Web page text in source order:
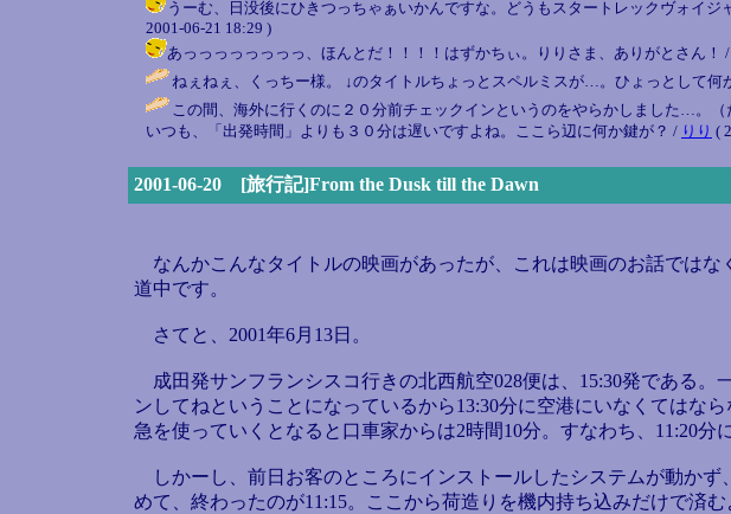
うーむ、日没後にひきつっちゃぁいかんですな。どうもスタートレックヴォイ
2001-06-21 18:29 )
あっっっっっっっっ、ほんとだ！！！！はずかちぃ。りりさま、ありがとさん！
ねぇねぇ、くっちー様。 ↓のタイトルちょっとスペルミスが…。ひょっとして何
この間、海外に行くのに２０分前チェックインというのをやらかしました…。
いつも、「出発時間」よりも３０分は遅いですよね。ここら辺に何か鍵が？ / りり (
2001-06-20 [旅行記]From the Dusk till the Dawn
なんかこんなタイトルの映画があったが、これは映画のお話ではな
道中です。
さてと、2001年6月13日。
成田発サンフランシスコ行きの北西航空028便は、15:30発である。
ンしてねということになっているから13:30分に空港にいなくてはな
急を使っていくとなると口車家からは2時間10分。すなわち、11:20分
しかーし、前日お客のところにインストールしたシステムが動かず
めて、終わったのが11:15。ここから荷造りを機内持ち込みだけで済